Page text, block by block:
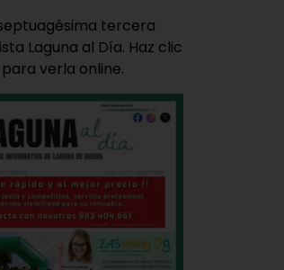
tercera
Laguna al Día. Haz clic
verla online.